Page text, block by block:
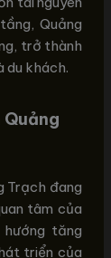
Quảng
trở thành
du khách.
Trạch đang
tâm của
tăng
triển của